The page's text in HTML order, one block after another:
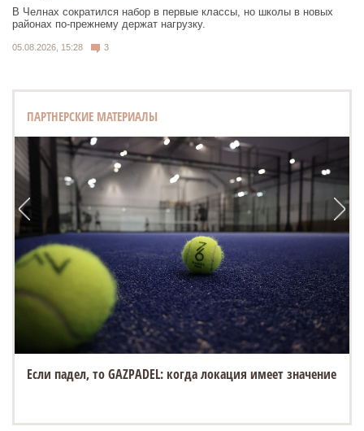
В Челнах сократился набор в первые классы, но школы в новых
районах по-прежнему держат нагрузку.
05.08.2026, 15:28 3
ПАРТНЕРСКИЕ МАТЕРИАЛЫ
Если падел, то GAZPADEL: когда локация имеет значение